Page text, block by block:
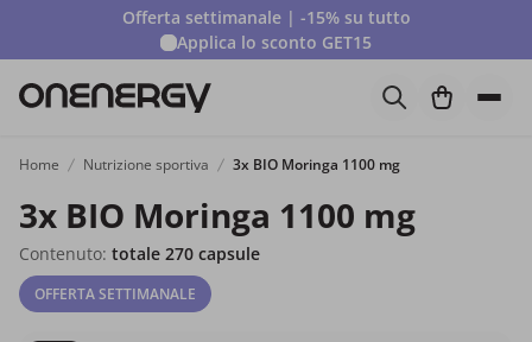
Offerta settimanale | -15% su tutto
Applica lo sconto GET15
Home Nutrizione sportiva 3x BIO Moringa 1100 mg
3x BIO Moringa 1100 mg
Contenuto: totale 270 capsule
OFFERTA SETTIMANALE